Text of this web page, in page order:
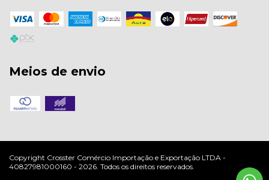
Meios de envio
Copyright Crosster Comércio Importação e Exportação LTDA -
40827981000160 - 2026. Todos os direitos reservados.